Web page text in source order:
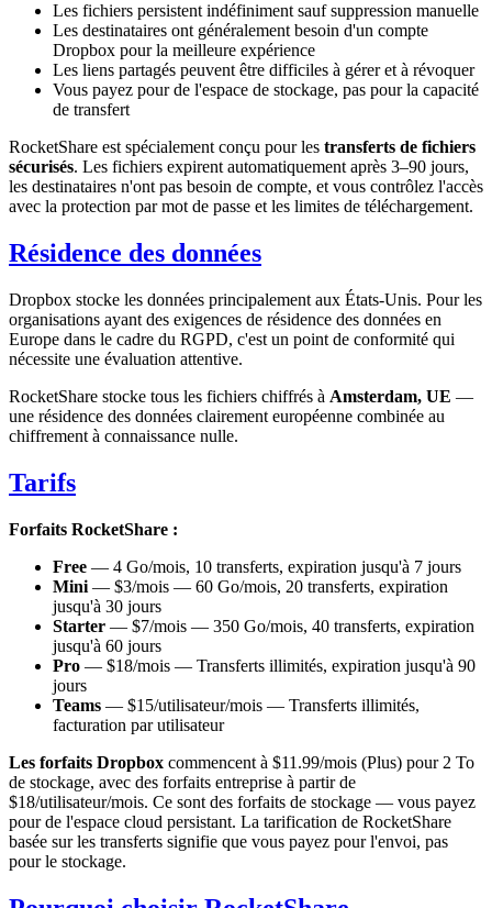
Les fichiers persistent indéfiniment sauf suppression manuelle
Les destinataires ont généralement besoin d'un compte
Dropbox pour la meilleure expérience
Les liens partagés peuvent être difficiles à gérer et à révoquer
Vous payez pour de l'espace de stockage, pas pour la capacité
de transfert
RocketShare est spécialement conçu pour les transferts de fichiers
sécurisés. Les fichiers expirent automatiquement après 3–90 jours,
les destinataires n'ont pas besoin de compte, et vous contrôlez l'accès
avec la protection par mot de passe et les limites de téléchargement.
Résidence des données
Dropbox stocke les données principalement aux États-Unis. Pour les
organisations ayant des exigences de résidence des données en
Europe dans le cadre du RGPD, c'est un point de conformité qui
nécessite une évaluation attentive.
RocketShare stocke tous les fichiers chiffrés à Amsterdam, UE —
une résidence des données clairement européenne combinée au
chiffrement à connaissance nulle.
Tarifs
Forfaits RocketShare :
Free — 4 Go/mois, 10 transferts, expiration jusqu'à 7 jours
Mini — $3/mois — 60 Go/mois, 20 transferts, expiration
jusqu'à 30 jours
Starter — $7/mois — 350 Go/mois, 40 transferts, expiration
jusqu'à 60 jours
Pro — $18/mois — Transferts illimités, expiration jusqu'à 90
jours
Teams — $15/utilisateur/mois — Transferts illimités,
facturation par utilisateur
Les forfaits Dropbox commencent à $11.99/mois (Plus) pour 2 To
de stockage, avec des forfaits entreprise à partir de
$18/utilisateur/mois. Ce sont des forfaits de stockage — vous payez
pour de l'espace cloud persistant. La tarification de RocketShare
basée sur les transferts signifie que vous payez pour l'envoi, pas
pour le stockage.